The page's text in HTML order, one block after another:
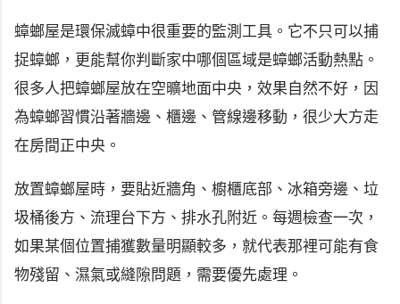
蟑螂屋是環保滅蟑中很重要的監測工具。它不只可以捕
捉蟑螂，更能幫你判斷家中哪個區域是蟑螂活動熱點。
很多人把蟑螂屋放在空曠地面中央，效果自然不好，因
為蟑螂習慣沿著牆邊、櫃邊、管線邊移動，很少大方走
在房間正中央。
放置蟑螂屋時，要貼近牆角、櫥櫃底部、冰箱旁邊、垃
圾桶後方、流理台下方、排水孔附近。每週檢查一次，
如果某個位置捕獲數量明顯較多，就代表那裡可能有食
物殘留、濕氣或縫隙問題，需要優先處理。